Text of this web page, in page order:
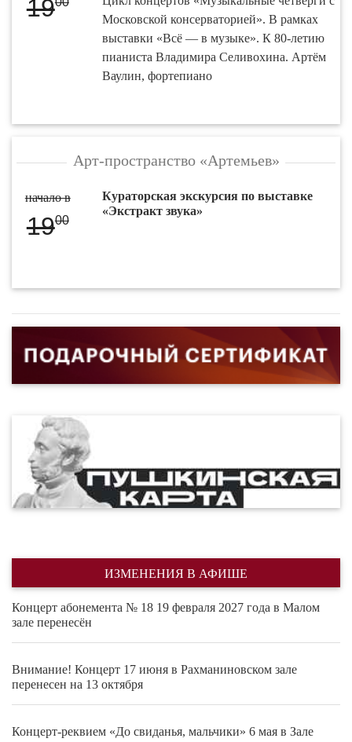
19
Московской консерваторией». В рамках
выставки «Всё — в музыке». К 80-летию
пианиста Владимира Селивохина. Артём
Ваулин, фортепиано
Арт-пространство «Артемьев»
начало в
1900
Кураторская экскурсия по выставке
«Экстракт звука»
ИЗМЕНЕНИЯ В АФИШЕ
Концерт абонемента № 18 19 февраля 2027 года в Малом
зале перенесён
Внимание! Концерт 17 июня в Рахманиновском зале
перенесен на 13 октября
Концерт-реквием «До свиданья, мальчики» 6 мая в Зале